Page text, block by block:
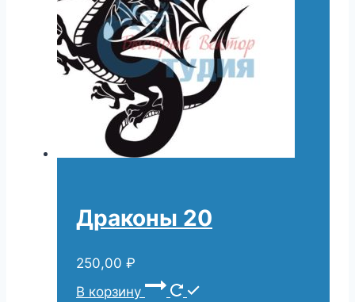
Драконы 20
250,00 ₽
В корзину